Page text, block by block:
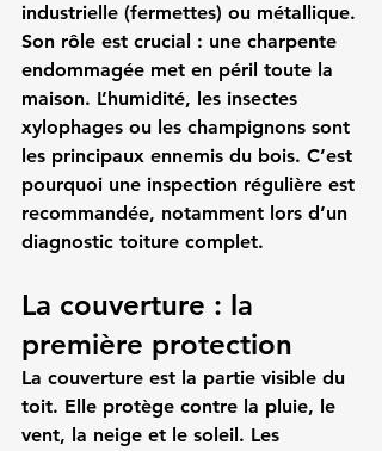
industrielle (fermettes) ou métallique.
Son rôle est crucial : une charpente
endommagée met en péril toute la
maison. L’humidité, les insectes
xylophages ou les champignons sont
les principaux ennemis du bois. C’est
pourquoi une inspection régulière est
recommandée, notamment lors d’un
diagnostic toiture complet.
La couverture : la
première protection
La couverture est la partie visible du
toit. Elle protège contre la pluie, le
vent, la neige et le soleil. Les